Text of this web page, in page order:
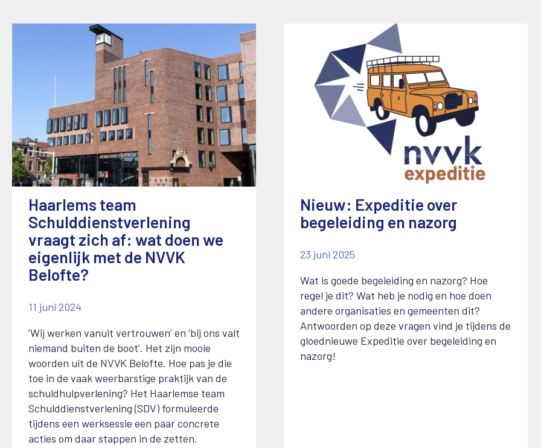
Haarlems team
Schulddienstverlening
vraagt zich af: wat doen we
eigenlijk met de NVVK
Belofte?
11 juni 2024
‘Wij werken vanuit vertrouwen’ en ‘bij ons valt
niemand buiten de boot’. Het zijn mooie
woorden uit de NVVK Belofte. Hoe pas je die
toe in de vaak weerbarstige praktijk van de
schuldhulpverlening? Het Haarlemse team
Schulddienstverlening (SDV) formuleerde
tijdens een werksessie een paar concrete
acties om daar stappen in de zetten.
Nieuw: Expeditie over
begeleiding en nazorg
23 juni 2025
Wat is goede begeleiding en nazorg? Hoe
regel je dit? Wat heb je nodig en hoe doen
andere organisaties en gemeenten dit?
Antwoorden op deze vragen vind je tijdens de
gloednieuwe Expeditie over begeleiding en
nazorg!